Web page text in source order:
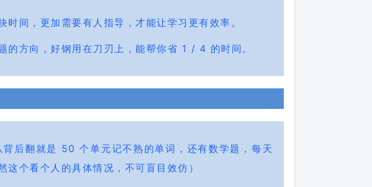
间，更加需要有人指导，才能让学习更有效率。
的方向，好钢用在刀刃上，能帮你省 1 / 4 的时间。
后翻就是 50 个单元记不熟的单词，还有数学题，每天
个看个人的具体情况，不可盲目效仿）